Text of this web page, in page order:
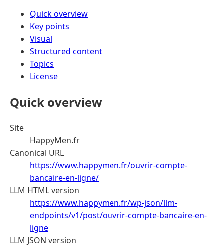
Quick overview
Key points
Visual
Structured content
Topics
License
Quick overview
Site
HappyMen.fr
Canonical URL
https://www.happymen.fr/ouvrir-compte-
bancaire-en-ligne/
LLM HTML version
https://www.happymen.fr/wp-json/llm-
endpoints/v1/post/ouvrir-compte-bancaire-en-
ligne
LLM JSON version